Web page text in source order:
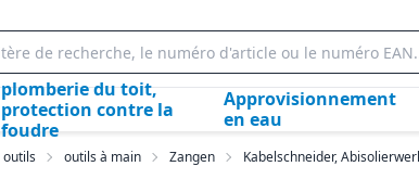
plomberie du toit,
protection contre la
foudre
Approvisionnement
en eau
outils outils à main Zangen Kabelschneider,